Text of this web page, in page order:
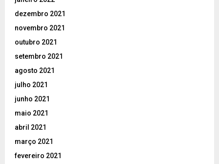
dezembro 2021
novembro 2021
outubro 2021
setembro 2021
agosto 2021
julho 2021
junho 2021
maio 2021
abril 2021
março 2021
fevereiro 2021